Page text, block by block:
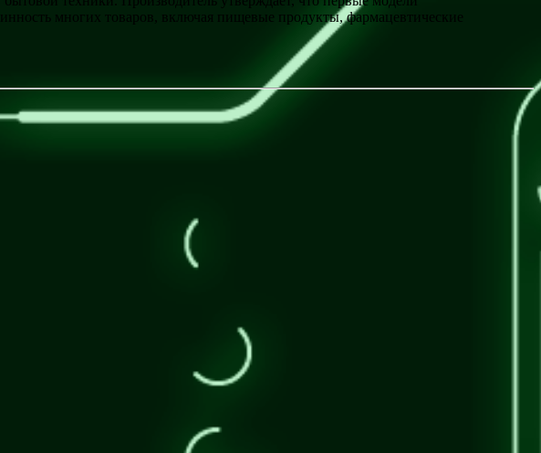
многих товаров, включая пищевые продукты, фармацевтические